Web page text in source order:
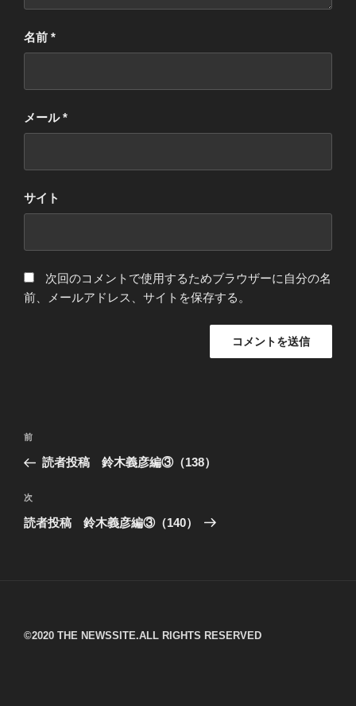
名前 *
メール*
サイト
次回のコメントで使用するためブラウザーに自分の名
前、メールアドレス、サイトを保存する。
投
ナ
ビ
ゲ
過
去
投
稿
前
読者投稿 鈴木義彦編③（138）
次
の
次
読者投稿 鈴木義彦編③（140）
©︎2020 THE NEWSSITE.ALL RIGHTS RESERVED